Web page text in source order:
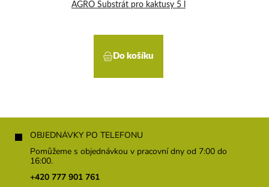
AGRO Substrát pro kaktusy 5 l
Do košíku
OBJEDNÁVKY PO TELEFONU
Pomůžeme s objednávkou v pracovní dny od 7:00 do
16:00.
+420 777 901 761